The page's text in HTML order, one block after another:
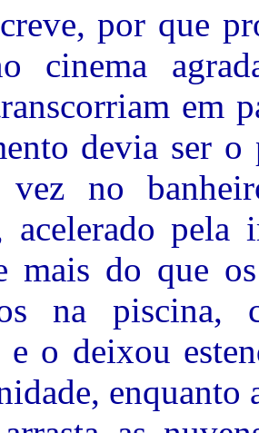
por que
cinema
em
devia ser o
vez no
acelerado
mais do que
na
e o deixou
enquanto